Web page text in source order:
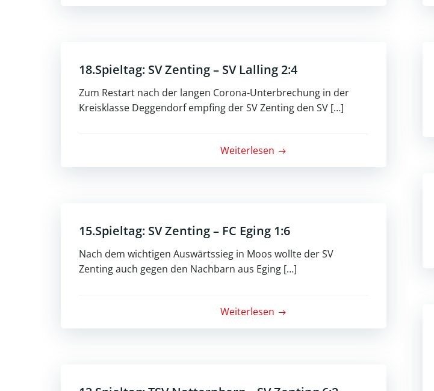
18.Spieltag: SV Zenting – SV Lalling 2:4
Zum Restart nach der langen Corona-Unterbrechung in der
Kreisklasse Deggendorf empfing der SV Zenting den SV […]
Weiterlesen
15.Spieltag: SV Zenting – FC Eging 1:6
Nach dem wichtigen Auswärtssieg in Moos wollte der SV
Zenting auch gegen den Nachbarn aus Eging […]
Weiterlesen